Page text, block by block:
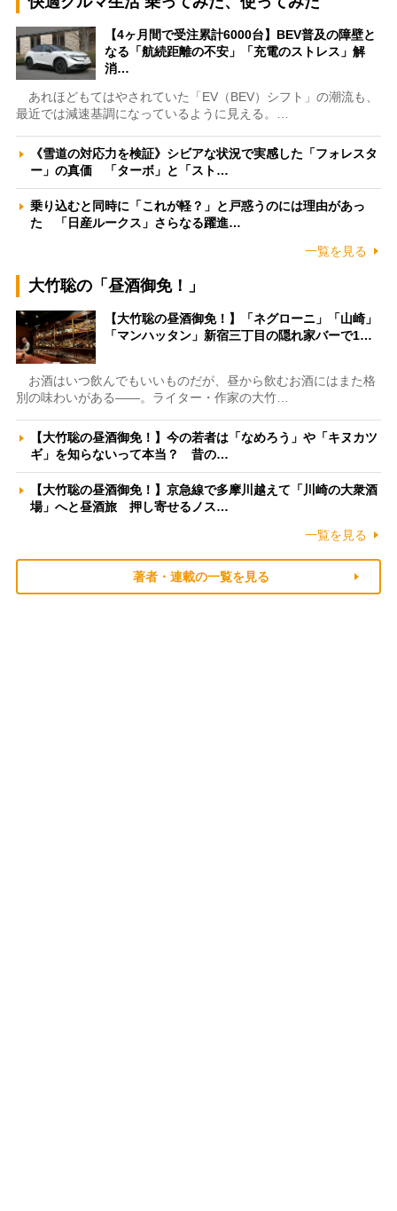
【4ヶ月間で受注累計6000台】BEV普及の障壁と
なる「航続距離の不安」「充電のストレス」解
消…
あれほどもてはやされていた「EV（BEV）シフト」の潮流も、
最近では減速基調になっているように見える。…
《雪道の対応力を検証》シビアな状況で実感した「フォレスタ
ー」の真価 「ターボ」と「スト…
乗り込むと同時に「これが軽？」と戸惑うのには理由があっ
た 「日産ルークス」さらなる躍進…
一覧を見る
大竹聡の「昼酒御免！」
【大竹聡の昼酒御免！】「ネグローニ」「山崎」
「マンハッタン」新宿三丁目の隠れ家バーで1…
お酒はいつ飲んでもいいものだが、昼から飲むお酒にはまた格
別の味わいがある――。ライター・作家の大竹…
【大竹聡の昼酒御免！】今の若者は「なめろう」や「キヌカツ
ギ」を知らないって本当？ 昔の…
【大竹聡の昼酒御免！】京急線で多摩川越えて「川崎の大衆酒
場」へと昼酒旅 押し寄せるノス…
一覧を見る
著者・連載の一覧を見る